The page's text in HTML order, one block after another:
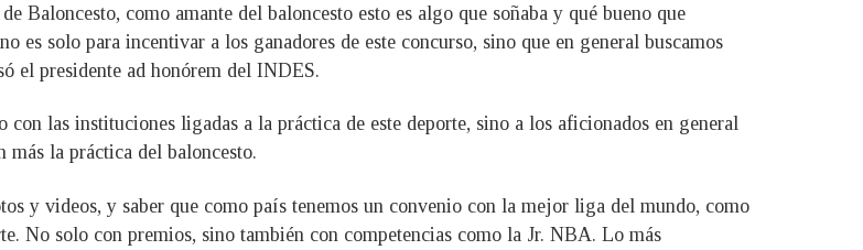
Baloncesto, como amante del baloncesto esto es algo que soñaba y qué bueno que
es solo para incentivar a los ganadores de este concurso, sino que en general buscamos
el presidente ad honórem del INDES.
las instituciones ligadas a la práctica de este deporte, sino a los aficionados en general
más la práctica del baloncesto.
y videos, y saber que como país tenemos un convenio con la mejor liga del mundo, como
No solo con premios, sino también con competencias como la Jr. NBA. Lo más